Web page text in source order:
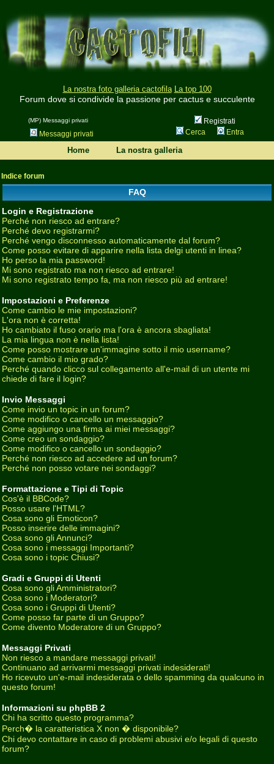
La nostra foto galleria cactofila La top 100
Forum dove si condivide la passione per cactus e succulente
(MP) Messaggi privati
Registrati
Messaggi privati
Cerca Entra
Home La nostra galleria
Indice forum
FAQ
Login e Registrazione
Perché non riesco ad entrare?
Perché devo registrarmi?
Perché vengo disconnesso automaticamente dal forum?
Come posso evitare di apparire nella lista delgi utenti in linea?
Ho perso la mia password!
Mi sono registrato ma non riesco ad entrare!
Mi sono registrato tempo fa, ma non riesco più ad entrare!
Impostazioni e Preferenze
Come cambio le mie impostazioni?
L'ora non è corretta!
Ho cambiato il fuso orario ma l'ora è ancora sbagliata!
La mia lingua non è nella lista!
Come posso mostrare un'immagine sotto il mio username?
Come cambio il mio grado?
Perché quando clicco sul collegamento all'e-mail di un utente mi
chiede di fare il login?
Invio Messaggi
Come invio un topic in un forum?
Come modifico o cancello un messaggio?
Come aggiungo una firma ai miei messaggi?
Come creo un sondaggio?
Come modifico o cancello un sondaggio?
Perché non riesco ad accedere ad un forum?
Perché non posso votare nei sondaggi?
Formattazione e Tipi di Topic
Cos'è il BBCode?
Posso usare l'HTML?
Cosa sono gli Emoticon?
Posso inserire delle immagini?
Cosa sono gli Annunci?
Cosa sono i messaggi Importanti?
Cosa sono i topic Chiusi?
Gradi e Gruppi di Utenti
Cosa sono gli Amministratori?
Cosa sono i Moderatori?
Cosa sono i Gruppi di Utenti?
Come posso far parte di un Gruppo?
Come divento Moderatore di un Gruppo?
Messaggi Privati
Non riesco a mandare messaggi privati!
Continuano ad arrivarmi messaggi privati indesiderati!
Ho ricevuto un'e-mail indesiderata o dello spamming da qualcuno in
questo forum!
Informazioni su phpBB 2
Chi ha scritto questo programma?
Perch� la caratteristica X non � disponibile?
Chi devo contattare in caso di problemi abusivi e/o legali di questo
forum?